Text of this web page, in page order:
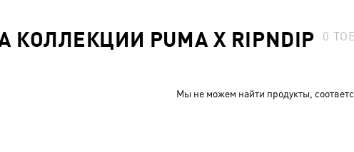
КОЛЛЕКЦИИ PUMA X RIPNDIP 0
Мы не можем найти продукты,